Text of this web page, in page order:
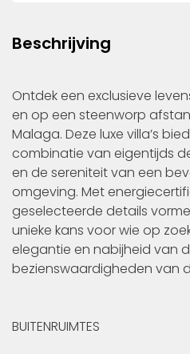
Beschrijving
Ontdek een exclusieve
en op een steenworp
Malaga. Deze luxe villa’s
combinatie van eigentijds
en de sereniteit van een
omgeving. Met
geselecteerde details
unieke kans voor wie op
elegantie en nabijheid van
bezienswaardigheden van
BUITENRUIMTES